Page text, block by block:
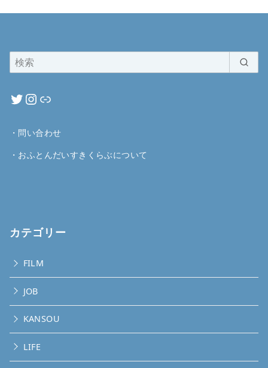
・ 問い合わせ
・ おふとんだいすきくらぶについて
カテゴリー
FILM
JOB
KANSOU
LIFE